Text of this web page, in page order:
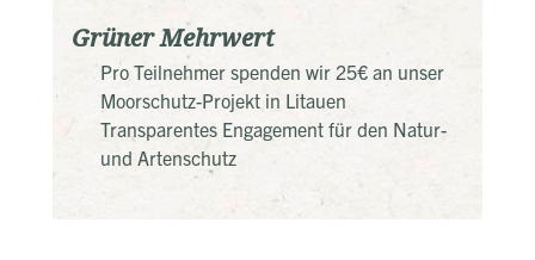
Grüner Mehrwert
Pro Teilnehmer spenden wir 25€ an unser
Moorschutz-Projekt in Litauen
Transparentes Engagement für den Natur-
und Artenschutz